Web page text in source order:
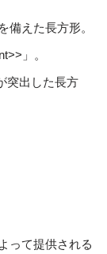
備えた長方形。
」。
突出した長方
って提供される